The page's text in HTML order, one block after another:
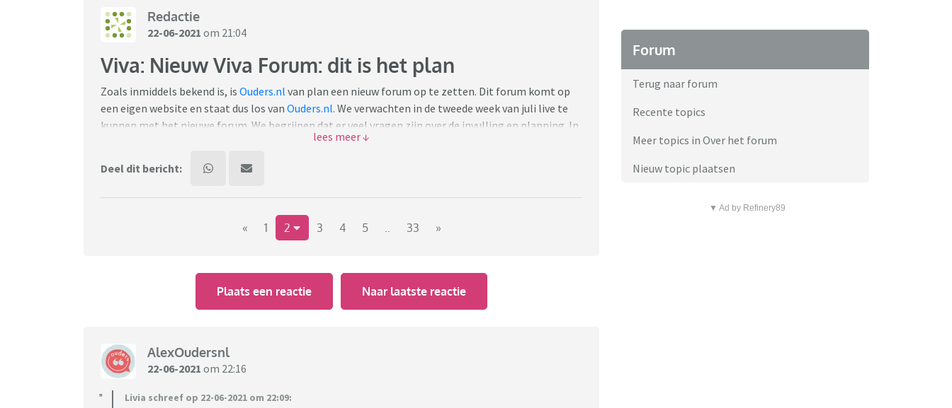
Redactie
22-06-2021 om 21:04
Viva: Nieuw Viva Forum: dit is het plan
Zoals inmiddels bekend is, is Ouders.nl van plan een nieuw forum op te zetten. Dit forum komt op
een eigen website en staat dus los van Ouders.nl. We verwachten in de tweede week van juli live te
kunnen met het nieuwe forum. We begrijpen dat er veel vragen zijn over de invulling en planning. In
dit topic kun je al jouw vragen stellen en zullen we nieuwe updates en ontwikkelingen melden.
Wat zal dit nieuwe forum inhouden?
Een nieuw forum, mét nieuwe naam, dat niet hoofdzakelijk op ouderschap gericht is.
Met alle huidige rubrieken / pijlers van Viva.
De ouderschaps rubrieken zullen gekoppeld zijn met de community van
sturen, eigen berichten kunnen bewerken, topics kunnen toevoegen aan je favorieten en
gebruikers die ook duidelijk aangemerkt zullen zijn als moderator binnen hun rubriek.
Niet al deze punten zullen direct bij de livegang van het nieuwe forum beschikbaar zijn, maar zullen
in de weken daarna alsnog toegevoegd worden.
Deel dit bericht:
« 1 2 3 4 5 .. 33 »
Plaats een reactie Naar laatste reactie
AlexOudersnl
22-06-2021 om 22:16
Livia schreef op 22-06-2021 om 22:09:
Forum
Terug naar forum
Recente topics
Meer topics in Over het forum
Nieuw topic plaatsen
▼ Ad by Refinery89